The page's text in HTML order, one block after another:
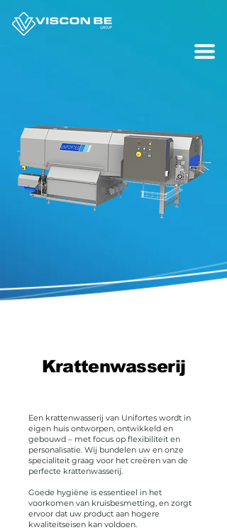
Krattenwasserij
Een krattenwasserij van Unifortes wordt in
eigen huis ontworpen, ontwikkeld en
gebouwd – met focus op flexibiliteit en
personalisatie. Wij bundelen uw en onze
specialiteit graag voor het creëren van de
perfecte krattenwasserij.
Goede hygiëne is essentieel in het
voorkomen van kruisbesmetting, en zorgt
ervoor dat uw product aan hogere
kwaliteitseisen kan voldoen.